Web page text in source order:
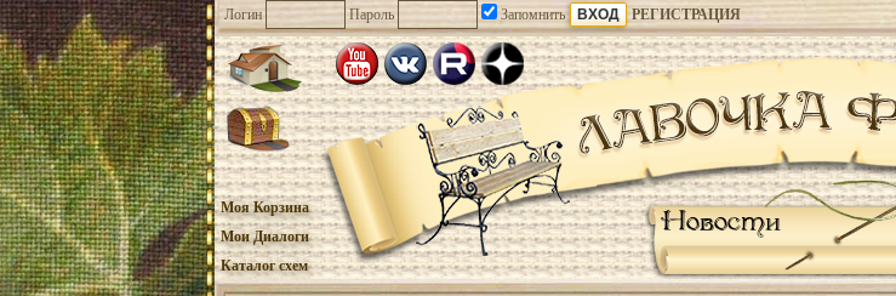
Логин Пароль Запомнить РЕГИСТРАЦИЯ
Новости
Моя Корзина
Мои Диалоги
Каталог схем